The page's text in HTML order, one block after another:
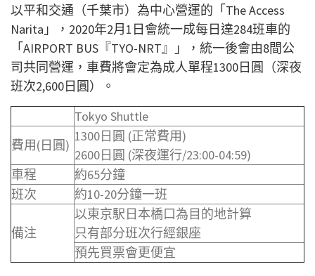
以平和交通（千葉市）為中心營運的「The Access
Narita」，2020年2月1日會統一成每日達284班車的
「AIRPORT BUS『TYO-NRT』」，統一後會由8間公
司共同營運，車費將會定為成人單程1300日圓（深夜
班次2,600日圓）。
Tokyo Shuttle
費用(日圓)
1300日圓 (正常費用)
2600日圓 (深夜運行/23:00-04:59)
車程
約65分鐘
班次
約10-20分鐘一班
備注
以東京駅日本橋口為目的地計算
只有部分班次行經銀座
預先買票會更便宜